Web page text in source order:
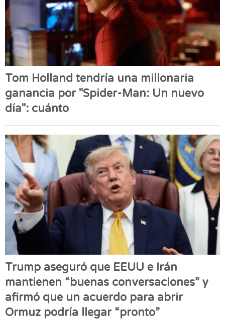
Tom Holland tendría una millonaria
ganancia por "Spider-Man: Un nuevo
día": cuánto
Trump aseguró que EEUU e Irán
mantienen “buenas conversaciones” y
afirmó que un acuerdo para abrir
Ormuz podría llegar “pronto”